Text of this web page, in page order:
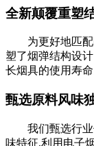
全新颠覆重塑
为更好地匹
塑了烟弹结构设
长烟具的使用寿命
甄选原料风味
我们甄选行
味特征,利用电子